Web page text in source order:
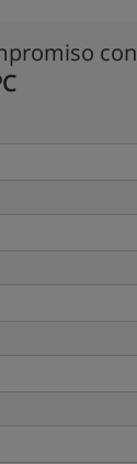
con